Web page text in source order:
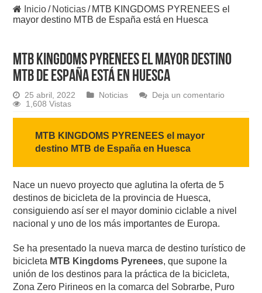
Inicio/ Noticias/ MTB KINGDOMS PYRENEES el
mayor destino MTB de España está en Huesca
MTB KINGDOMS PYRENEES el mayor destino
MTB de España está en Huesca
25 abril, 2022 Noticias
Deja un comentario
1,608 Vistas
MTB KINGDOMS PYRENEES el mayor
destino MTB de España en Huesca
Nace un nuevo proyecto que aglutina la oferta de 5
destinos de bicicleta de la provincia de Huesca,
consiguiendo así ser el mayor dominio ciclable a nivel
nacional y uno de los más importantes de Europa.
Se ha presentado la nueva marca de destino turístico de
bicicleta MTB Kingdoms Pyrenees, que supone la
unión de los destinos para la práctica de la bicicleta,
Zona Zero Pirineos en la comarca del Sobrarbe, Puro